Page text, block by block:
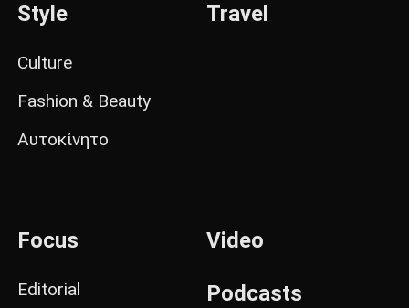
Style
Culture
Fashion & Beauty
Αυτοκίνητο
Travel
Focus
Editorial
Video
Podcasts